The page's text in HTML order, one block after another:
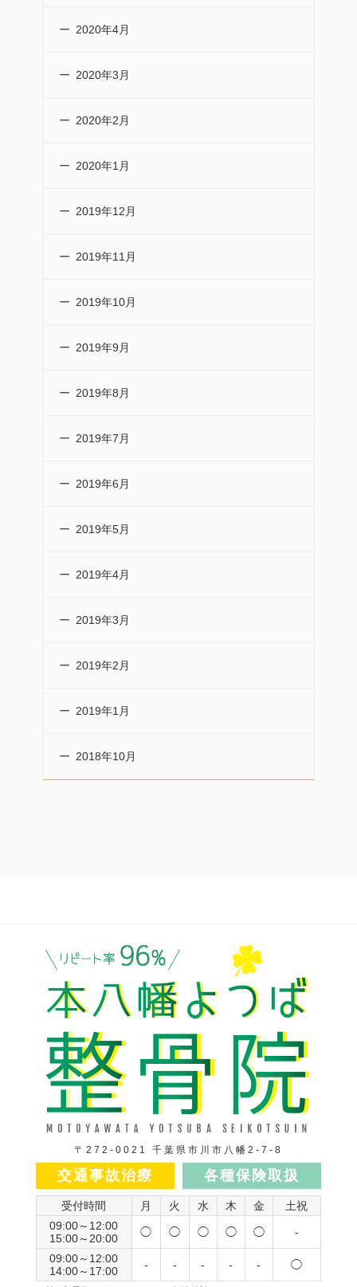
2020年4月
2020年3月
2020年2月
2020年1月
2019年12月
2019年11月
2019年10月
2019年9月
2019年8月
2019年7月
2019年6月
2019年5月
2019年4月
2019年3月
2019年2月
2019年1月
2018年10月
〒272-0021 千葉県市川市八幡2-7-8
交通事故治療 各種保険取扱
受付時間 月 火 水 木 金
土祝
09:00～12:00
15:00～20:00
◯ ◯ ◯ ◯ ◯ -
09:00～12:00
14:00～17:00
- - - - - ◯